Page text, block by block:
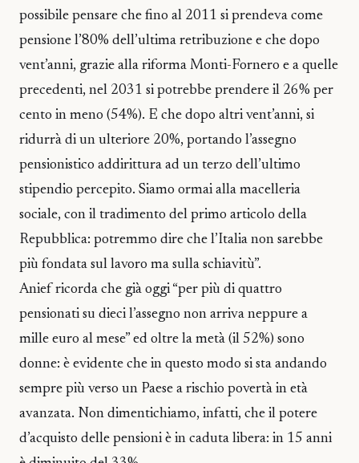
possibile pensare che fino al 2011 si prendeva come
pensione l’80% dell’ultima retribuzione e che dopo
vent’anni, grazie alla riforma Monti-Fornero e a quelle
precedenti, nel 2031 si potrebbe prendere il 26% per
cento in meno (54%). E che dopo altri vent’anni, si
ridurrà di un ulteriore 20%, portando l’assegno
pensionistico addirittura ad un terzo dell’ultimo
stipendio percepito. Siamo ormai alla macelleria
sociale, con il tradimento del primo articolo della
Repubblica: potremmo dire che l’Italia non sarebbe
più fondata sul lavoro ma sulla schiavitù”.
Anief ricorda che già oggi “per più di quattro
pensionati su dieci l’assegno non arriva neppure a
mille euro al mese” ed oltre la metà (il 52%) sono
donne: è evidente che in questo modo si sta andando
sempre più verso un Paese a rischio povertà in età
avanzata. Non dimentichiamo, infatti, che il potere
d’acquisto delle pensioni è in caduta libera: in 15 anni